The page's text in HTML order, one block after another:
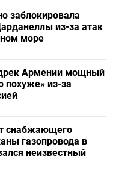
заблокировала
из-за атак
море
Армении мощный
похуже» из-за
снабжающего
газопровода в
неизвестный